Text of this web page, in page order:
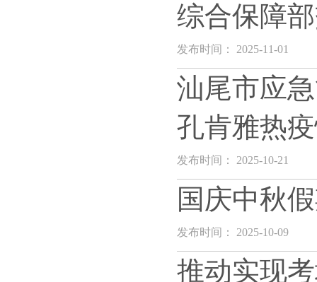
综合保障
发布时间： 2025-11-01
汕尾市应
孔肯雅热
发布时间： 2025-10-21
国庆中秋
发布时间： 2025-10-09
推动实现